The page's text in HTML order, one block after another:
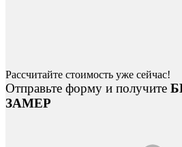
Рассчитайте стоимость уже сейчас!
Отправьте форму и получите
ЗАМЕР